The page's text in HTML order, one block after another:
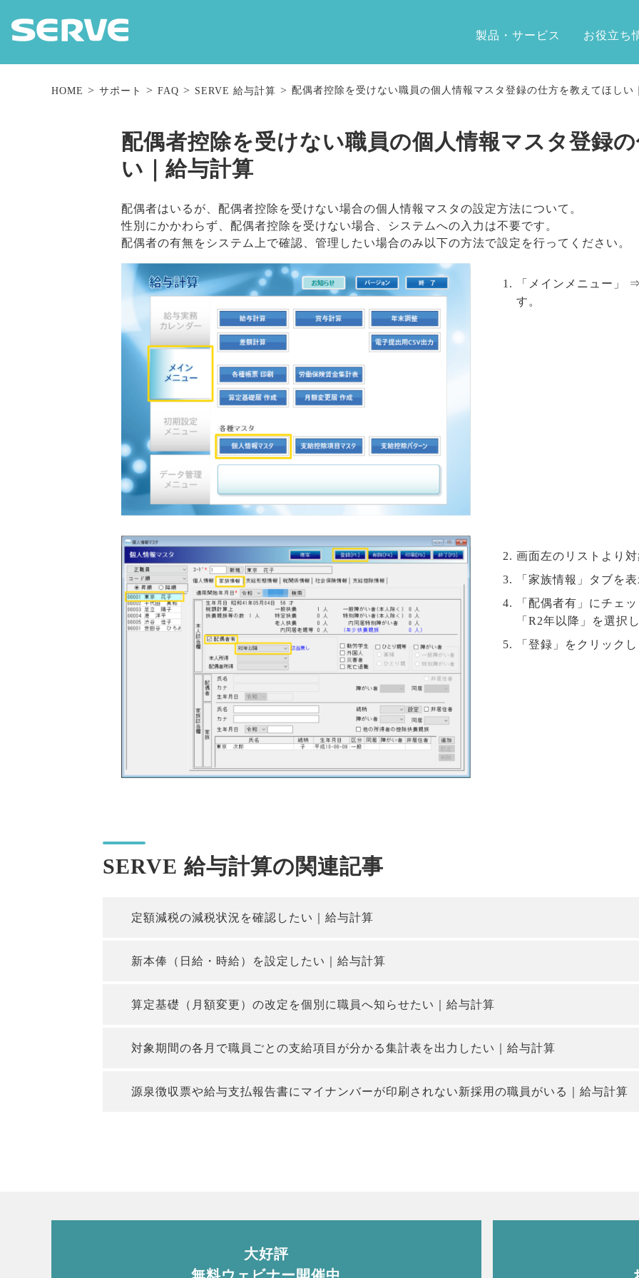
製品・サービス お役立ち
HOME サポート FAQ SERVE 給与計算 配偶者控除を受けない職員の個人情報マスタ登録の仕方を教えてほしい
配偶者控除を受けない職員の個人情報マスタ登録
い｜給与計算
配偶者はいるが、配偶者控除を受けない場合の個人情報マスタの設定方法について。
性別にかかわらず、配偶者控除を受けない場合、システムへの入力は不要です。
配偶者の有無をシステム上で確認、管理したい場合のみ以下の方法で設定を行ってください。
「メインメニュー」
す。
画面左のリストより
「家族情報」タブを
「配偶者有」にチェ
「R2年以降」を選択
「登録」をクリック
SERVE 給与計算の関連記事
定額減税の減税状況を確認したい｜給与計算
新本俸（日給・時給）を設定したい｜給与計算
算定基礎（月額変更）の改定を個別に職員へ知らせたい｜給与計算
対象期間の各月で職員ごとの支給項目が分かる集計表を出力したい｜給与計算
源泉徴収票や給与支払報告書にマイナンバーが印刷されない新採用の職員がいる｜給与計算
大好評